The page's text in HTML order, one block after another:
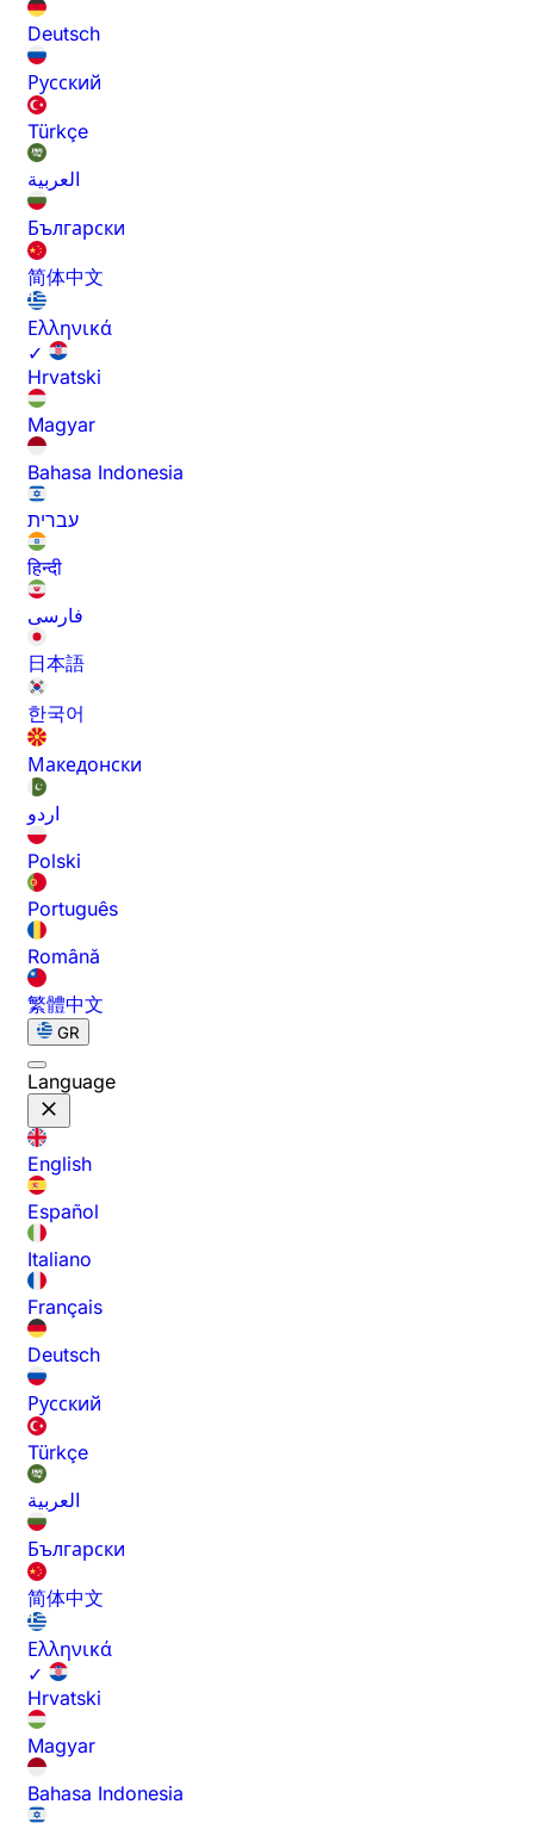
Deutsch
Русский
Türkçe
العربية
Български
简体中文
Ελληνικά
✓
Hrvatski
Magyar
Bahasa Indonesia
עברית
हिन्दी
فارسی
日本語
한국어
Македонски
اردو
Polski
Português
Română
繁體中文
GR
Language
English
Español
Italiano
Français
Deutsch
Русский
Türkçe
العربية
Български
简体中文
Ελληνικά
✓
Hrvatski
Magyar
Bahasa Indonesia